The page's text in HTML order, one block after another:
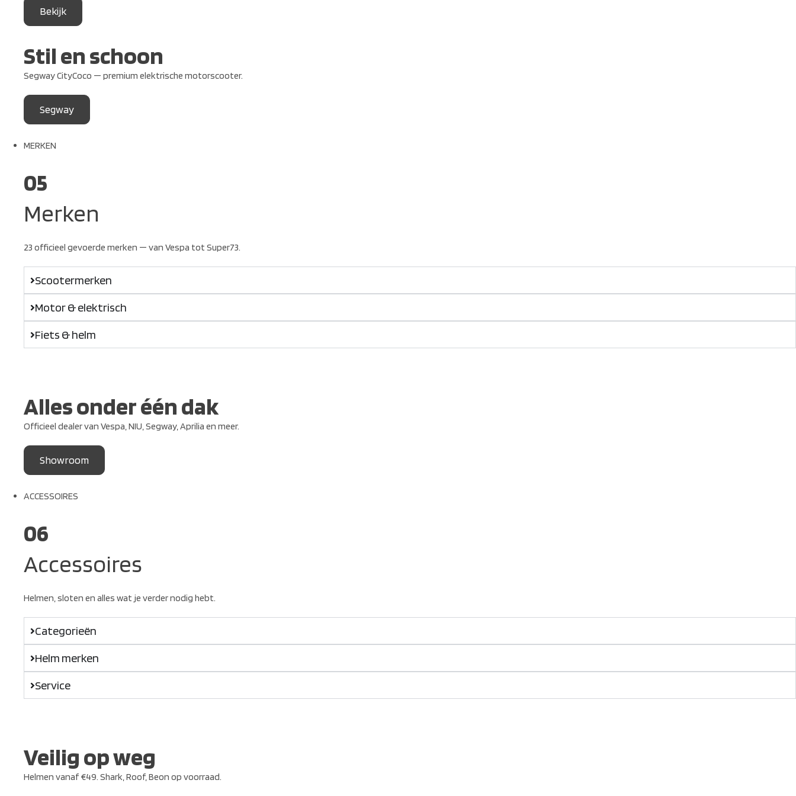
Bekijk
Stil en schoon
Segway CityCoco — premium elektrische motorscooter.
Segway
MERKEN
05
Merken
23 officieel gevoerde merken — van Vespa tot Super73.
Scootermerken
Motor & elektrisch
Fiets & helm
Alles onder één dak
Officieel dealer van Vespa, NIU, Segway, Aprilia en meer.
Showroom
ACCESSOIRES
06
Accessoires
Helmen, sloten en alles wat je verder nodig hebt.
Categorieën
Helm merken
Service
Veilig op weg
Helmen vanaf €49. Shark, Roof, Beon op voorraad.